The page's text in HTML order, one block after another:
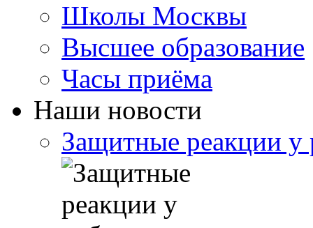
Школы Москвы
Высшее образование
Часы приёма
Наши новости
Защитные реакции у